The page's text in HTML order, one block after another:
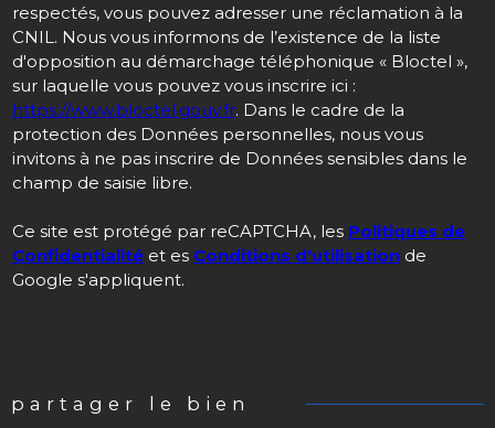
respectés, vous pouvez adresser une réclamation à la
CNIL. Nous vous informons de l’existence de la liste
d'opposition au démarchage téléphonique « Bloctel »,
sur laquelle vous pouvez vous inscrire ici :
https://www.bloctel.gouv.fr. Dans le cadre de la
protection des Données personnelles, nous vous
invitons à ne pas inscrire de Données sensibles dans le
champ de saisie libre.
Ce site est protégé par reCAPTCHA, les Politiques de
Confidentialité et es Conditions d'utilisation de
Google s'appliquent.
partager le bien